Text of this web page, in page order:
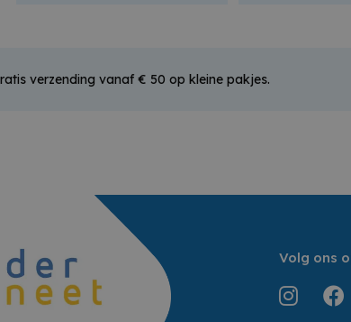
verzending vanaf € 50 op kleine pakjes.
Volg ons